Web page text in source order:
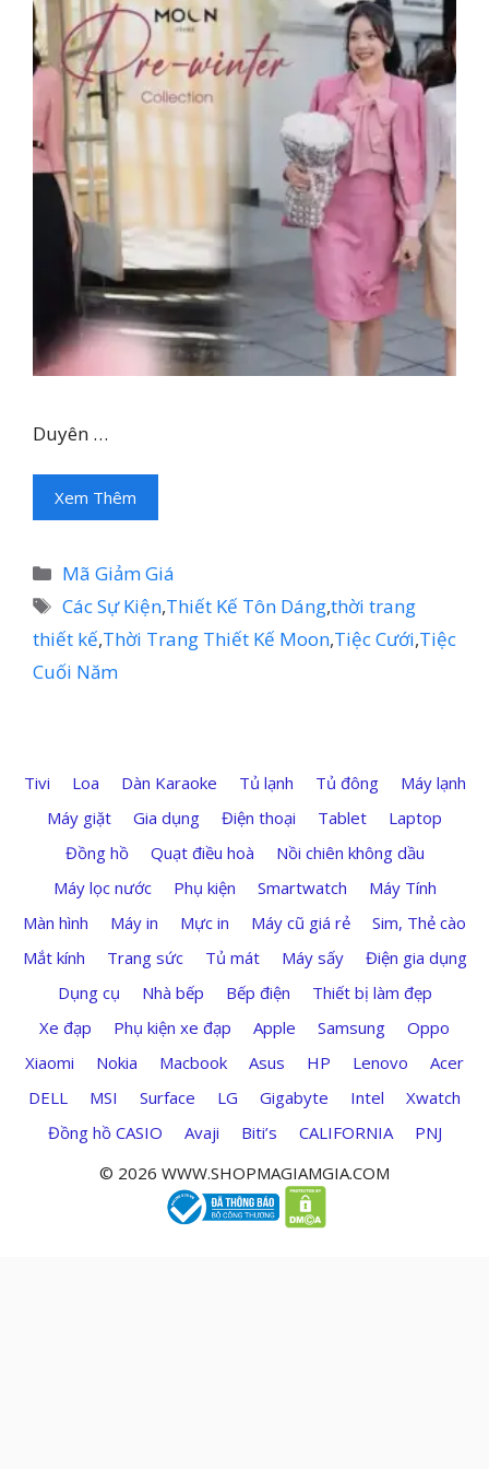
Duyên …
Xem Thêm
Danh
mục
Mã Giảm Giá
Thẻ
Các Sự Kiện,Thiết Kế Tôn Dáng,thời trang
thiết kế,Thời Trang Thiết Kế Moon,Tiệc Cưới,Tiệc
Cuối Năm
Tivi Loa Dàn Karaoke Tủ lạnh Tủ đông
Máy lạnh
Máy giặt
Gia dụng Điện thoại Tablet
Laptop
Đồng hồ
Quạt điều hoà
Nồi chiên không dầu
Máy lọc nước
Phụ kiện Smartwatch
Máy Tính
Màn hình
Máy in Mực in Máy cũ giá rẻ
Sim, Thẻ cào
Mắt kính
Trang sức Tủ mát Máy sấy
Điện gia dụng
Dụng cụ
Nhà bếp Bếp điện
Thiết bị làm đẹp
Xe đạp
Phụ kiện xe đạp Apple Samsung
Oppo
Xiaomi
Nokia Macbook Asus HP Lenovo
Acer
DELL
MSI Surface LG Gigabyte Intel
Xwatch
Đồng hồ CASIO
Avaji Biti’s CALIFORNIA
PNJ
© 2026 WWW.SHOPMAGIAMGIA.COM